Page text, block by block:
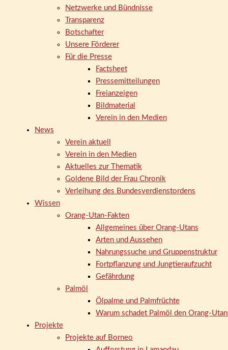
Netzwerke und Bündnisse
Transparenz
Botschafter
Unsere Förderer
Für die Presse
Factsheet
Pressemitteilungen
Freianzeigen
Bildmaterial
Verein in den Medien
News
Verein aktuell
Verein in den Medien
Aktuelles zur Thematik
Goldene Bild der Frau Chronik
Verleihung des Bundesverdienstordens
Wissen
Orang-Utan-Fakten
Allgemeines über Orang-Utans
Arten und Aussehen
Nahrungssuche und Gruppenstruktur
Fortpflanzung und Jungtieraufzucht
Gefährdung
Palmöl
Ölpalme und Palmfrüchte
Warum schadet Palmöl den Orang-
Projekte
Projekte auf Borneo